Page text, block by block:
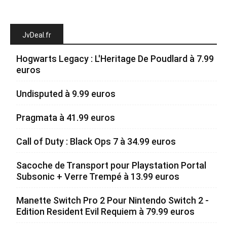
JvDeal.fr
Hogwarts Legacy : L'Heritage De Poudlard à 7.99
euros
Undisputed à 9.99 euros
Pragmata à 41.99 euros
Call of Duty : Black Ops 7 à 34.99 euros
Sacoche de Transport pour Playstation Portal
Subsonic + Verre Trempé à 13.99 euros
Manette Switch Pro 2 Pour Nintendo Switch 2 -
Edition Resident Evil Requiem à 79.99 euros